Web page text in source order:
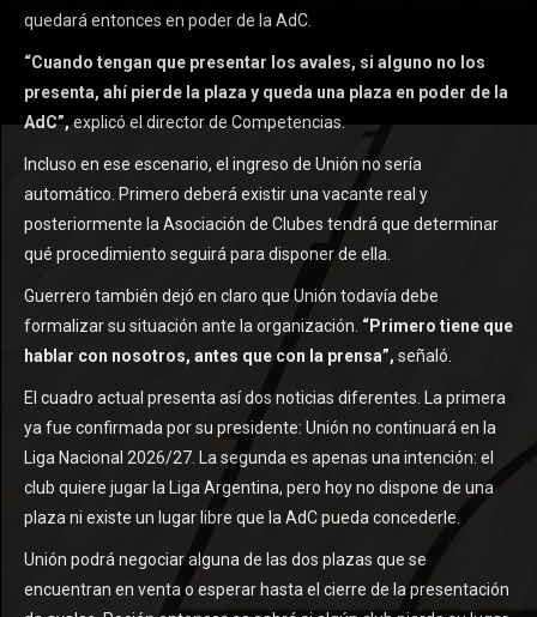
quedará entonces en poder de la AdC.
“Cuando tengan que presentar los avales, si alguno no los
presenta, ahí pierde la plaza y queda una plaza en poder de la
AdC”,explicó el director de Competencias.
Incluso en ese escenario, el ingreso de Unión no sería
automático. Primero deberá existir una vacante real y
posteriormente la Asociación de Clubes tendrá que determinar
qué procedimiento seguirá para disponer de ella.
Guerrero también dejó en claro que Unión todavía debe
formalizar su situación ante la organización. “Primero tiene que
hablar con nosotros, antes que con la prensa”, señaló.
El cuadro actual presenta así dos noticias diferentes. La primera
ya fue confirmada por su presidente: Unión no continuará en la
Liga Nacional 2026/27. La segunda es apenas una intención: el
club quiere jugar la Liga Argentina, pero hoy no dispone de una
plaza ni existe un lugar libre que la AdC pueda concederle.
Unión podrá negociar alguna de las dos plazas que se
encuentran en venta o esperar hasta el cierre de la presentación